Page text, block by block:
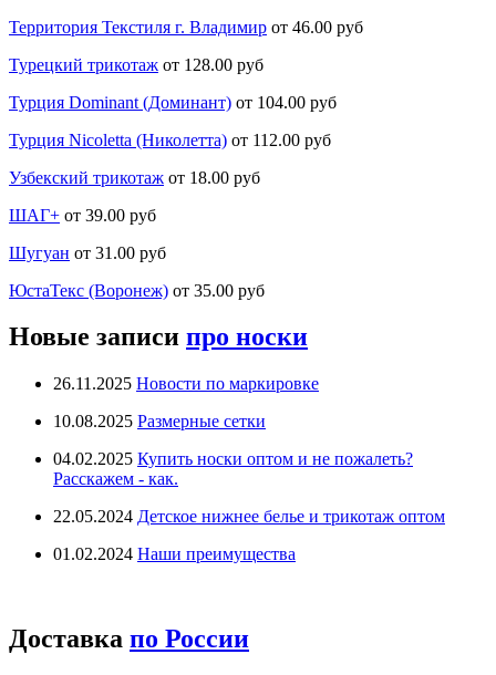
Территория Текстиля г. Владимир от 46.00 руб
Турецкий трикотаж от 128.00 руб
Турция Dominant (Доминант) от 104.00 руб
Турция Nicoletta (Николетта) от 112.00 руб
Узбекский трикотаж от 18.00 руб
ШАГ+ от 39.00 руб
Шугуан от 31.00 руб
ЮстаТекс (Воронеж) от 35.00 руб
Новые записи про носки
26.11.2025 Новости по маркировке
10.08.2025 Размерные сетки
04.02.2025 Купить носки оптом и не пожалеть?
Расскажем - как.
22.05.2024 Детское нижнее белье и трикотаж оптом
01.02.2024 Наши преимущества
Доставка по России